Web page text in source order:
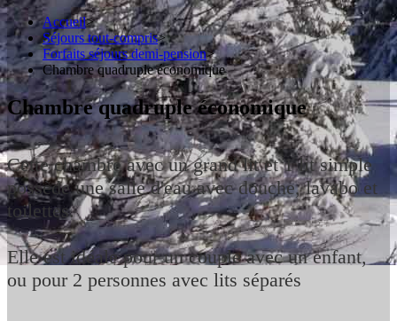
Accueil>
Séjours tout-compris>
Forfaits séjours demi-pension>
Chambre quadruple économique
Chambre quadruple économique
Cette chambre avec un grand lit et 1 lit simple
possède une salle d'eau avec douche, lavabo et
toilettes.
Elle est idéale pour un couple avec un enfant,
ou pour 2 personnes avec lits séparés